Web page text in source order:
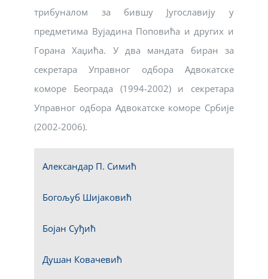
трибуналом за бившу Југославију у
предметима Вујадина Поповића и других и
Горана Хаџића. У два мандата биран за
секретара Управног одбора Адвокатске
коморе Београда (1994-2002) и секретара
Управног одбора Адвокатске коморе Србије
(2002-2006).
Александар П. Симић
Богољуб Шијаковић
Бојан Суђић
Душан Ковачевић